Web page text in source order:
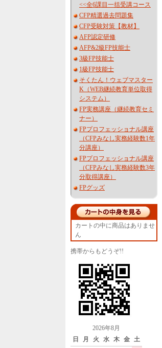
<<全6課目一括受講コース
CFP精選過去問題集
CFP受験対策【教材】
AFP認定研修
AFP&2級FP技能士
3級FP技能士
1級FP技能士
そくたん！ウェブマスター
K（WEB継続教育単位取得
システム）
FP実務講座（継続教育セミ
ナー）
FPプロフェッショナル講座
（CFPみなし実務経験数1年
分講座）
FPプロフェッショナル講座
（CFPみなし実務経験数3年
分取得講座）
FPグッズ
カートの中に商品はありませ
ん
携帯からもどうぞ!!
2026年8月
日
月 火 水 木 金 土